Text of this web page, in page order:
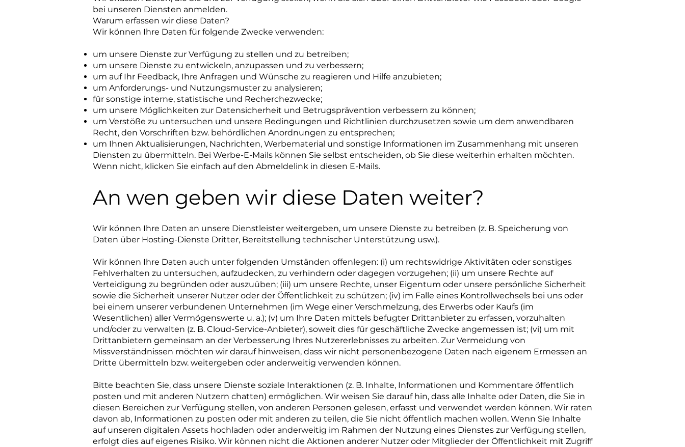
bei unseren Diensten anmelden.
Warum erfassen wir diese Daten?
Wir können Ihre Daten für folgende Zwecke verwenden:
um unsere Dienste zur Verfügung zu stellen und zu betreiben;
um unsere Dienste zu entwickeln, anzupassen und zu verbessern;
um auf Ihr Feedback, Ihre Anfragen und Wünsche zu reagieren und Hilfe anzubieten;
um Anforderungs- und Nutzungsmuster zu analysieren;
für sonstige interne, statistische und Recherchezwecke;
um unsere Möglichkeiten zur Datensicherheit und Betrugsprävention verbessern zu können;
um Verstöße zu untersuchen und unsere Bedingungen und Richtlinien durchzusetzen sowie um dem anwendbaren
Recht, den Vorschriften bzw. behördlichen Anordnungen zu entsprechen;
um Ihnen Aktualisierungen, Nachrichten, Werbematerial und sonstige Informationen im Zusammenhang mit unseren
Diensten zu übermitteln. Bei Werbe-E-Mails können Sie selbst entscheiden, ob Sie diese weiterhin erhalten möchten.
Wenn nicht, klicken Sie einfach auf den Abmeldelink in diesen E-Mails.
An wen geben wir diese Daten weiter?
Wir können Ihre Daten an unsere Dienstleister weitergeben, um unsere Dienste zu betreiben (z. B. Speicherung von
Daten über Hosting-Dienste Dritter, Bereitstellung technischer Unterstützung usw.).
Wir können Ihre Daten auch unter folgenden Umständen offenlegen: (i) um rechtswidrige Aktivitäten oder sonstiges
Fehlverhalten zu untersuchen, aufzudecken, zu verhindern oder dagegen vorzugehen; (ii) um unsere Rechte auf
Verteidigung zu begründen oder auszuüben; (iii) um unsere Rechte, unser Eigentum oder unsere persönliche Sicherheit
sowie die Sicherheit unserer Nutzer oder der Öffentlichkeit zu schützen; (iv) im Falle eines Kontrollwechsels bei uns oder
bei einem unserer verbundenen Unternehmen (im Wege einer Verschmelzung, des Erwerbs oder Kaufs (im
Wesentlichen) aller Vermögenswerte u. a.); (v) um Ihre Daten mittels befugter Drittanbieter zu erfassen, vorzuhalten
und/oder zu verwalten (z. B. Cloud-Service-Anbieter), soweit dies für geschäftliche Zwecke angemessen ist; (vi) um mit
Drittanbietern gemeinsam an der Verbesserung Ihres Nutzererlebnisses zu arbeiten. Zur Vermeidung von
Missverständnissen möchten wir darauf hinweisen, dass wir nicht personenbezogene Daten nach eigenem Ermessen an
Dritte übermitteln bzw. weitergeben oder anderweitig verwenden können.
Bitte beachten Sie, dass unsere Dienste soziale Interaktionen (z. B. Inhalte, Informationen und Kommentare öffentlich
posten und mit anderen Nutzern chatten) ermöglichen. Wir weisen Sie darauf hin, dass alle Inhalte oder Daten, die Sie in
diesen Bereichen zur Verfügung stellen, von anderen Personen gelesen, erfasst und verwendet werden können. Wir raten
davon ab, Informationen zu posten oder mit anderen zu teilen, die Sie nicht öffentlich machen wollen. Wenn Sie Inhalte
auf unseren digitalen Assets hochladen oder anderweitig im Rahmen der Nutzung eines Dienstes zur Verfügung stellen,
erfolgt dies auf eigenes Risiko. Wir können nicht die Aktionen anderer Nutzer oder Mitglieder der Öffentlichkeit mit Zugriff